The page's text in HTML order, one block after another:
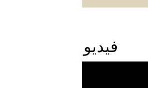
فيديو